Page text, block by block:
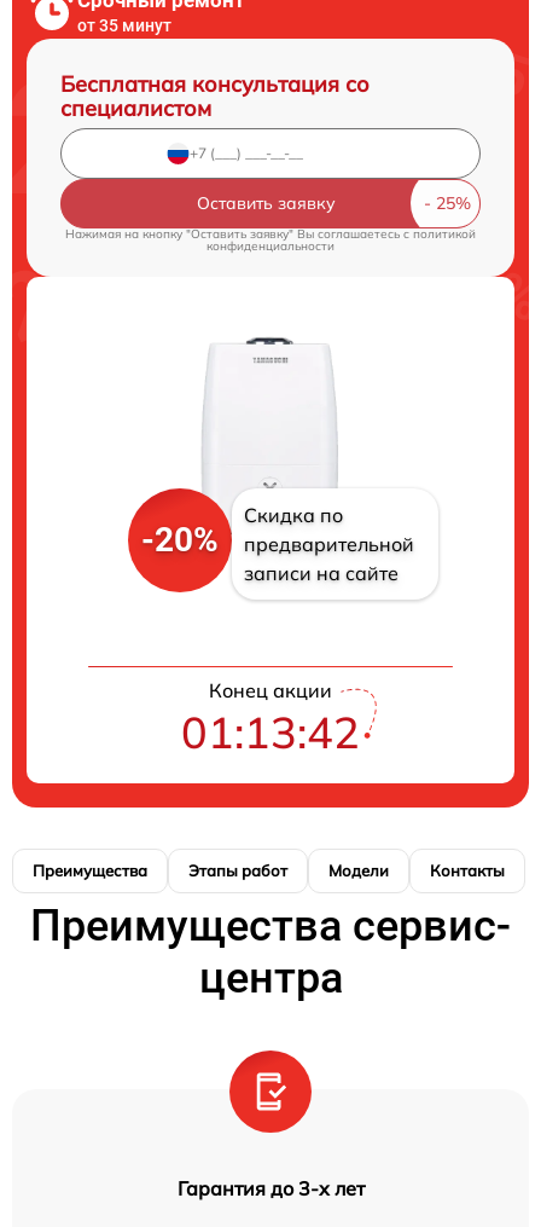
от 35 минут
Бесплатная консультация со
специалистом
Оставить заявку
Нажимая на кнопку "Оставить заявку" Вы соглашаетесь cполитикой
конфиденциальности
-20%
Скидка по
предварительной
записи на сайте
Конец акции
01:13:42
Преимущества Этапы работ Модели Контакты
Преимущества сервис-
центра
Гарантия до 3-х лет